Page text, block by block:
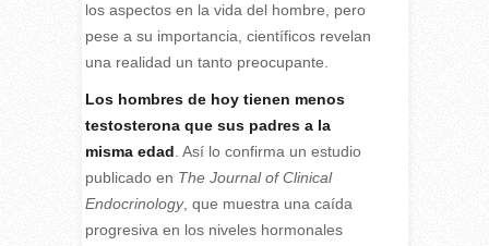
los aspectos en la vida del hombre, pero
pese a su importancia, científicos revelan
una realidad un tanto preocupante.
Los hombres de hoy tienen menos
testosterona que sus padres a la
misma edad. Así lo confirma un estudio
publicado en The Journal of Clinical
Endocrinology, que muestra una caída
progresiva en los niveles hormonales